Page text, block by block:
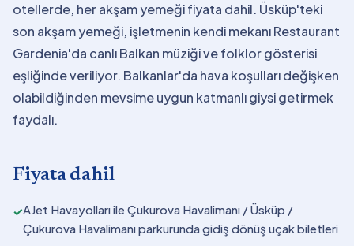
otellerde, her akşam yemeği fiyata dahil. Üsküp'teki
son akşam yemeği, işletmenin kendi mekanı Restaurant
Gardenia'da canlı Balkan müziği ve folklor gösterisi
eşliğinde veriliyor. Balkanlar'da hava koşulları değişken
olabildiğinden mevsime uygun katmanlı giysi getirmek
faydalı.
Fiyata dahil
✓AJet Havayolları ile Çukurova Havalimanı / Üsküp /
Çukurova Havalimanı parkurunda gidiş dönüş uçak biletleri